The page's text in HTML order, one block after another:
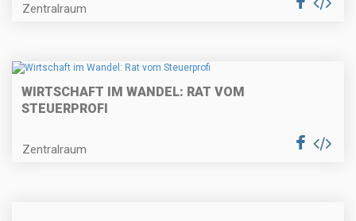
Zentralraum
WIRTSCHAFT IM WANDEL: RAT VOM
STEUERPROFI
Zentralraum